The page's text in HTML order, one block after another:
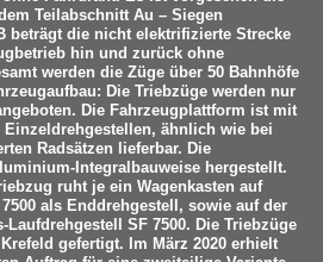
Teilabschnitt Au – Siegen
beträgt die nicht elektrifizierte Strecke
hin und zurück ohne
werden die Züge über 50 Bahnhöfe
Die Triebzüge werden nur
Die Fahrzeugplattform ist mit
ähnlich wie bei
Radsätzen lieferbar. Die
Integralbauweise hergestellt.
ruht je ein Wagenkasten auf
als Enddrehgestell, sowie auf der
Laufdrehgestell SF 7500. Die Triebzüge
gefertigt. Im März 2020 erhielt